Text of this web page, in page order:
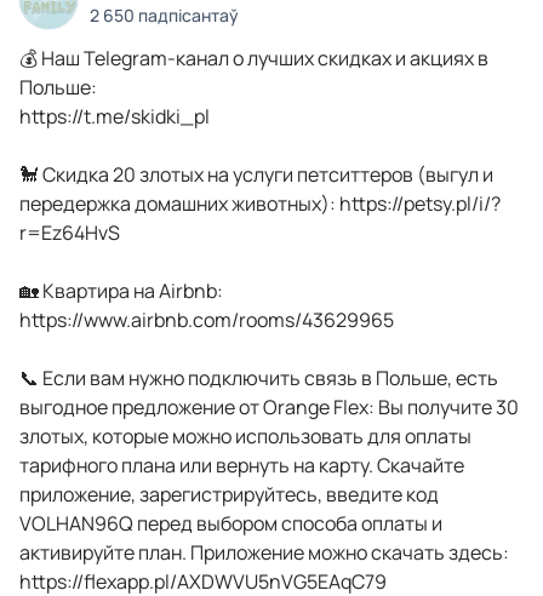
2 650 падпісантаў
💰 Наш Telegram-канал о лучших скидках и акциях в
Польше:
https://t.me/skidki_pl
🐩 Скидка 20 злотых на услуги петситтеров (выгул и
передержка домашних животных): https://petsy.pl/i/?
r=Ez64HvS
🏡 Квартира на Airbnb:
https://www.airbnb.com/rooms/43629965
📞 Если вам нужно подключить связь в Польше, есть
выгодное предложение от Orange Flex: Вы получите 30
злотых, которые можно использовать для оплаты
тарифного плана или вернуть на карту. Скачайте
приложение, зарегистрируйтесь, введите код
VOLHAN96Q перед выбором способа оплаты и
активируйте план. Приложение можно скачать здесь:
https://flexapp.pl/AXDWVU5nVG5EAqC79